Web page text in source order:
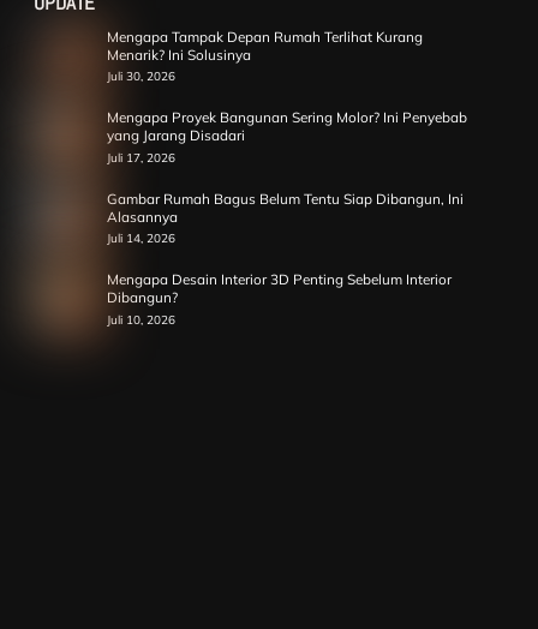
Mengapa Tampak Depan Rumah Terlihat Kurang
Menarik? Ini Solusinya
Juli 30, 2026
Mengapa Proyek Bangunan Sering Molor? Ini Penyebab
yang Jarang Disadari
Juli 17, 2026
Gambar Rumah Bagus Belum Tentu Siap Dibangun, Ini
Alasannya
Juli 14, 2026
Mengapa Desain Interior 3D Penting Sebelum Interior
Dibangun?
Juli 10, 2026